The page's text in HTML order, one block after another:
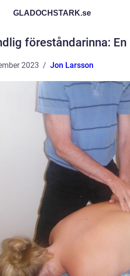
GLADOCHSTARK.se
föreståndarinna:
2023 Jon Larsson